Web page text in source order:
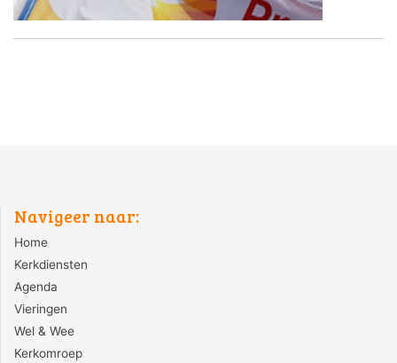
Navigeer naar:
Home
Kerkdiensten
Agenda
Vieringen
Wel & Wee
Kerkomroep